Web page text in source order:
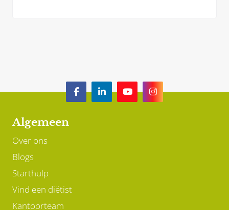
Algemeen
Over ons
Blogs
Starthulp
Vind een diëtist
Kantoorteam